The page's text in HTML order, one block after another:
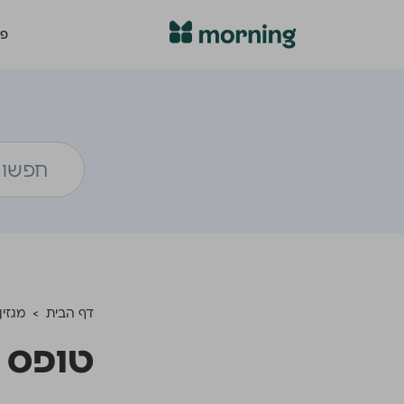
דף הבית > מגזין
טופס 5329